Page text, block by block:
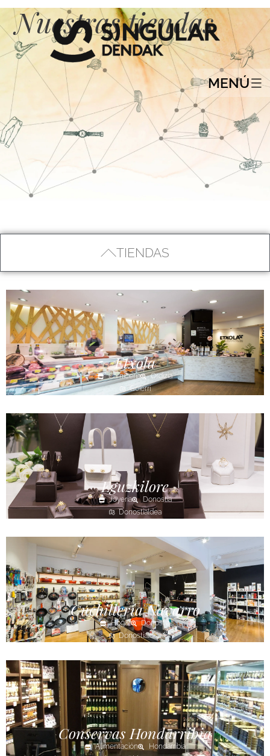
MENÚ
Nuestras tiendas
TIENDAS
Etxola
Carnicería
Ordizia
Goierri
Eguzkilore
Joyería
Donostia
Donostialdea
Cuchillería Navarro
Hogar
Donostia
Donostialdea
Conservas Hondarribia
Alimentación
Hondarribia